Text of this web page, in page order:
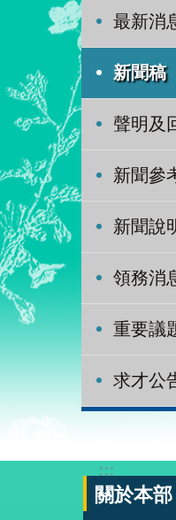
最新消
新聞稿
聲明及
新聞參
新聞說
領務消
重要議
求才公
:::
關於本部